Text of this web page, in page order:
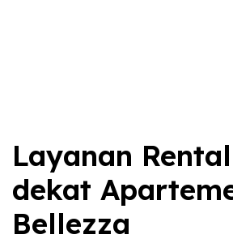
Layanan
dekat
Bellezza